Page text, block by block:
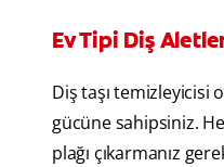
Ev Tipi Diş
Diş taşı temizleyicisi
gücüne sahipsiniz.
plağı çıkarmanız